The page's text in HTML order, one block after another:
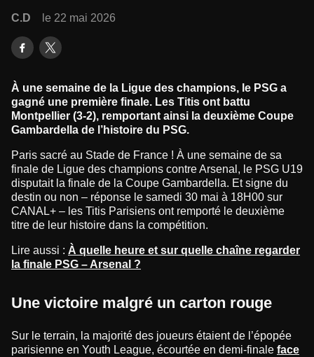
C.D le 22 mai 2026
À une semaine de la Ligue des champions, le PSG a
gagné une première finale. Les Titis ont battu
Montpellier (3-2), remportant ainsi la deuxième Coupe
Gambardella de l’histoire du PSG.
Paris sacré au Stade de France ! À une semaine de sa
finale de Ligue des champions contre Arsenal, le PSG U19
disputait la finale de la Coupe Gambardella. Et signe du
destin ou non – réponse le samedi 30 mai à 18H00 sur
CANAL+ – les Titis Parisiens ont remporté le deuxième
titre de leur histoire dans la compétition.
Lire aussi : À quelle heure et sur quelle chaîne regarder
la finale PSG – Arsenal ?
Une victoire malgré un carton rouge
Sur le terrain, la majorité des joueurs étaient de l’épopée
parisienne en Youth League, écourtée en demi-finale face